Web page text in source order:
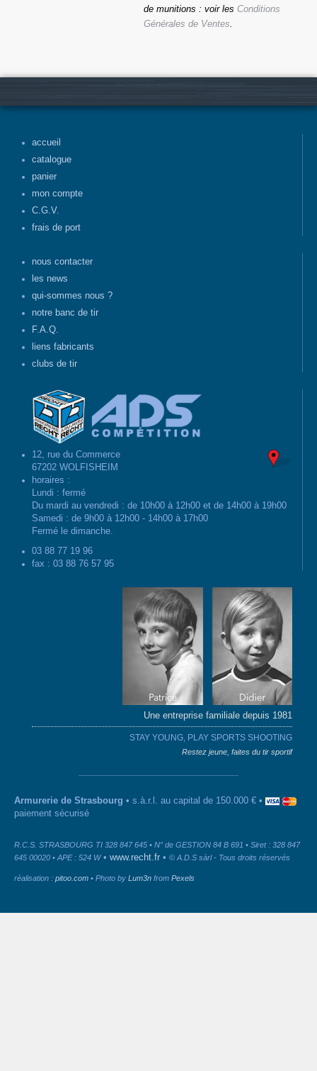
de munitions : voir les Conditions
Générales de Ventes
accueil
catalogue
panier
mon compte
C.G.V.
frais de port
nous contacter
les news
qui-sommes nous ?
notre banc de tir
F.A.Q.
liens fabricants
clubs de tir
12, rue du Commerce
67202 WOLFISHEIM
horaires :
Lundi : fermé
Du mardi au vendredi : de 10h00 à 12h00 et de 14h00 à 19h00
Samedi : de 9h00 à 12h00 - 14h00 à 17h00
Fermé le dimanche.
03 88 77 19 96
fax : 03 88 76 57 95
Une entreprise familiale depuis 1981
STAY YOUNG, PLAY SPORTS SHOOTING
Restez jeune, faites du tir sportif
Armurerie de Strasbourg • s.à.r.l. au capital de 150.000 € •
paiement sécurisé
R.C.S. STRASBOURG TI 328 847 645 • N° de GESTION 84 B 691 • Siret : 328 847
645 00020 • APE : 524 W• www.recht.fr • © A.D.S sàrl - Tous droits réservés
réalisation : pitoo.com • Photo by Lum3n from Pexels